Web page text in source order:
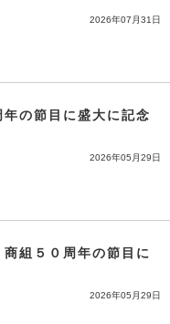
2026年07月31日
の節目に盛大に記念
2026年05月29日
組５０周年の節目に
2026年05月29日